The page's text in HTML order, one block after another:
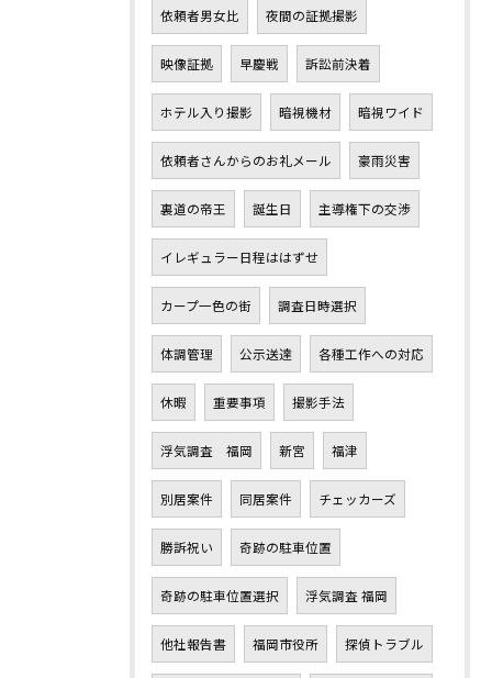
依頼者男女比 夜間の証拠撮影
映像証拠 早慶戦 訴訟前決着
ホテル入り撮影 暗視機材 暗視ワイド
依頼者さんからのお礼メール 豪雨災害
裏道の帝王 誕生日 主導権下の交渉
イレギュラー日程ははずせ
カープ一色の街 調査日時選択
体調管理 公示送達 各種工作への対応
休暇 重要事項 撮影手法
浮気調査 福岡 新宮 福津
別居案件 同居案件 チェッカーズ
勝訴祝い 奇跡の駐車位置
奇跡の駐車位置選択 浮気調査 福岡
他社報告書 福岡市役所 探偵トラブル